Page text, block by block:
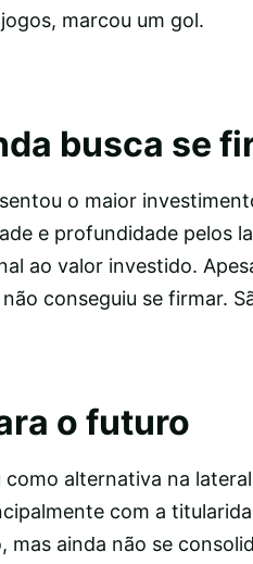
marcou um gol.
busca se
o maior
e profundidade pelos
ao valor investido.
conseguiu se firmar.
o futuro
como alternativa na
com a
mas ainda não se